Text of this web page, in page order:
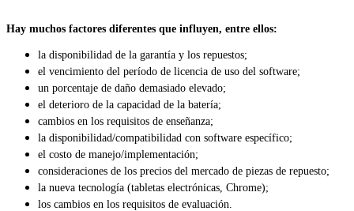
Hay muchos factores diferentes que influyen, entre ellos:
la disponibilidad de la garantía y los repuestos;
el vencimiento del período de licencia de uso del software;
un porcentaje de daño demasiado elevado;
el deterioro de la capacidad de la batería;
cambios en los requisitos de enseñanza;
la disponibilidad/compatibilidad con software específico;
el costo de manejo/implementación;
consideraciones de los precios del mercado de piezas de repuesto;
la nueva tecnología (tabletas electrónicas, Chrome);
los cambios en los requisitos de evaluación.